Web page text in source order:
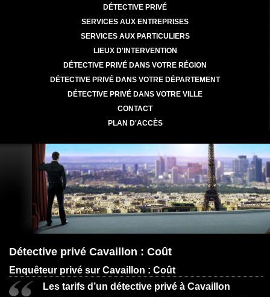
DÉTECTIVE PRIVÉ
SERVICES AUX ENTREPRISES
SERVICES AUX PARTICULIERS
LIEUX D'INTERVENTION
DÉTECTIVE PRIVÉ DANS VOTRE RÉGION
DÉTECTIVE PRIVÉ DANS VOTRE DÉPARTEMENT
DÉTECTIVE PRIVÉ DANS VOTRE VILLE
CONTACT
PLAN D'ACCÈS
Détective privé Cavaillon : Coût
Enquêteur privé sur Cavaillon : Coût
Les tarifs d’un détective privé à Cavaillon